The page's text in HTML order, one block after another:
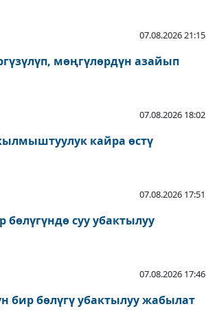
07.08.2026 21:15
мөңгүлөрдүн азайып
07.08.2026 18:02
кайра өстү
07.08.2026 17:51
суу убактылуу
07.08.2026 17:46
бир бөлүгү убактылуу жабылат